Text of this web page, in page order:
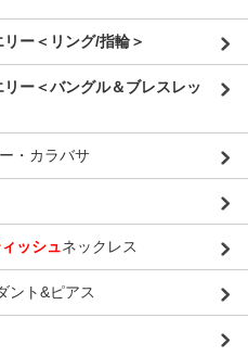
ー＜リング/指輪＞
ー＜バングル＆ブレスレッ
・カラバサ
ッシュネックレス
ント&ピアス